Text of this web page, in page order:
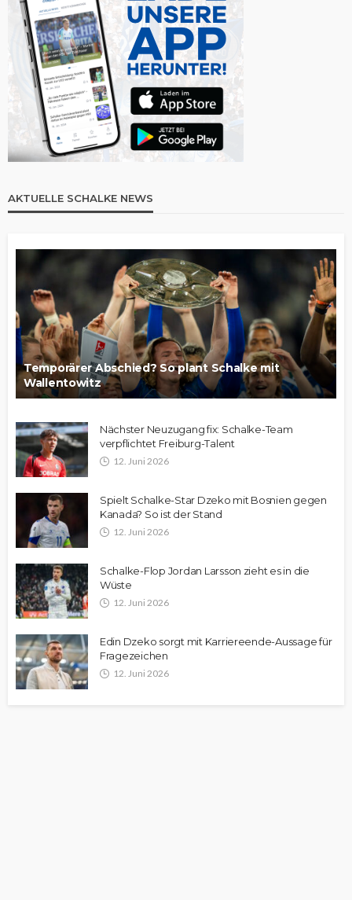
AKTUELLE SCHALKE NEWS
Temporärer Abschied? So plant Schalke mit
Wallentowitz
Nächster Neuzugang fix: Schalke-Team
verpflichtet Freiburg-Talent
12. Juni 2026
Spielt Schalke-Star Dzeko mit Bosnien gegen
Kanada? So ist der Stand
12. Juni 2026
Schalke-Flop Jordan Larsson zieht es in die
Wüste
12. Juni 2026
Edin Dzeko sorgt mit Karriereende-Aussage für
Fragezeichen
12. Juni 2026